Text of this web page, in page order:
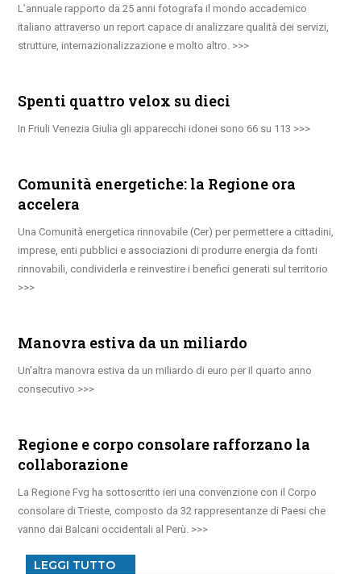
L’annuale rapporto da 25 anni fotografa il mondo accademico
italiano attraverso un report capace di analizzare qualità dei servizi,
strutture, internazionalizzazione e molto altro.
Spenti quattro velox su dieci
In Friuli Venezia Giulia gli apparecchi idonei sono 66 su 113
Comunità energetiche: la Regione ora
accelera
Una Comunità energetica rinnovabile (Cer) per permettere a cittadini,
imprese, enti pubblici e associazioni di produrre energia da fonti
rinnovabili, condividerla e reinvestire i benefici generati sul territorio
Manovra estiva da un miliardo
Un’altra manovra estiva da un miliardo di euro per il quarto anno
consecutivo
Regione e corpo consolare rafforzano la
collaborazione
La Regione Fvg ha sottoscritto ieri una convenzione con il Corpo
consolare di Trieste, composto da 32 rappresentanze di Paesi che
vanno dai Balcani occidentali al Perù.
LEGGI TUTTO